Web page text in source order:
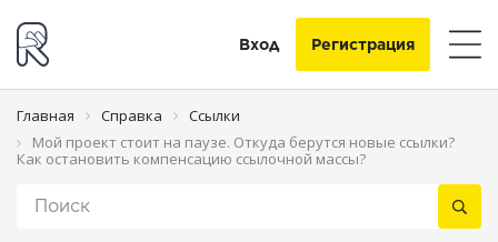
Вход Регистрация
Главная Справка
Ссылки
Мой проект стоит на паузе. Откуда берутся новые ссылки?
Как остановить компенсацию ссылочной массы?